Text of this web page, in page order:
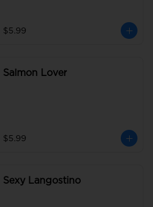
$5.99
Salmon Lover
$5.99
Sexy Langostino